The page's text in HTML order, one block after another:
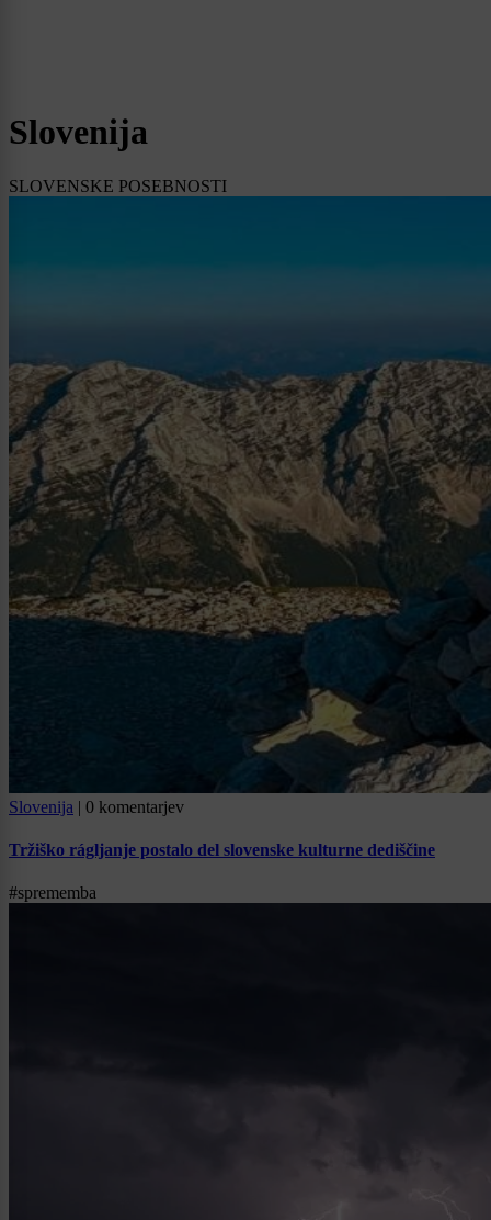
Slovenija
SLOVENSKE POSEBNOSTI
Slovenija | 0 komentarjev
Tržiško rágljanje postalo del slovenske kulturne dediščine
#sprememba